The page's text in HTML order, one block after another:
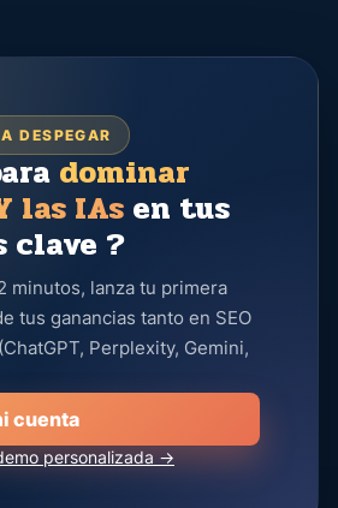
DESPEGAR
dominar
las IAsen tus
clave ?
minutos, lanza tu primera
tus ganancias tanto en SEO
Perplexity, Gemini,
cuenta
personalizada →